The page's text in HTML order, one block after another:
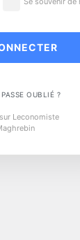
OUBLIÉ ?
Leconomiste